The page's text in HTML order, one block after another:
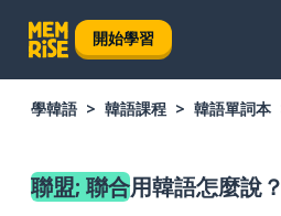
開始學習
學韓語 韓語課程 韓語單詞本
聯盟; 聯合用韓語怎麼說？